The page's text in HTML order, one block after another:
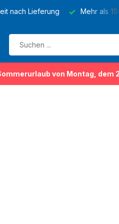
nach Lieferung Mehr als
von Montag, dem